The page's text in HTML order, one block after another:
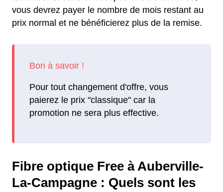
vous devrez payer le nombre de mois restant au
prix normal et ne bénéficierez plus de la remise.
Pour tout changement d'offre, vous
paierez le prix "classique" car la
promotion ne sera plus effective.
Fibre optique Free à Auberville-
La-Campagne : Quels sont les